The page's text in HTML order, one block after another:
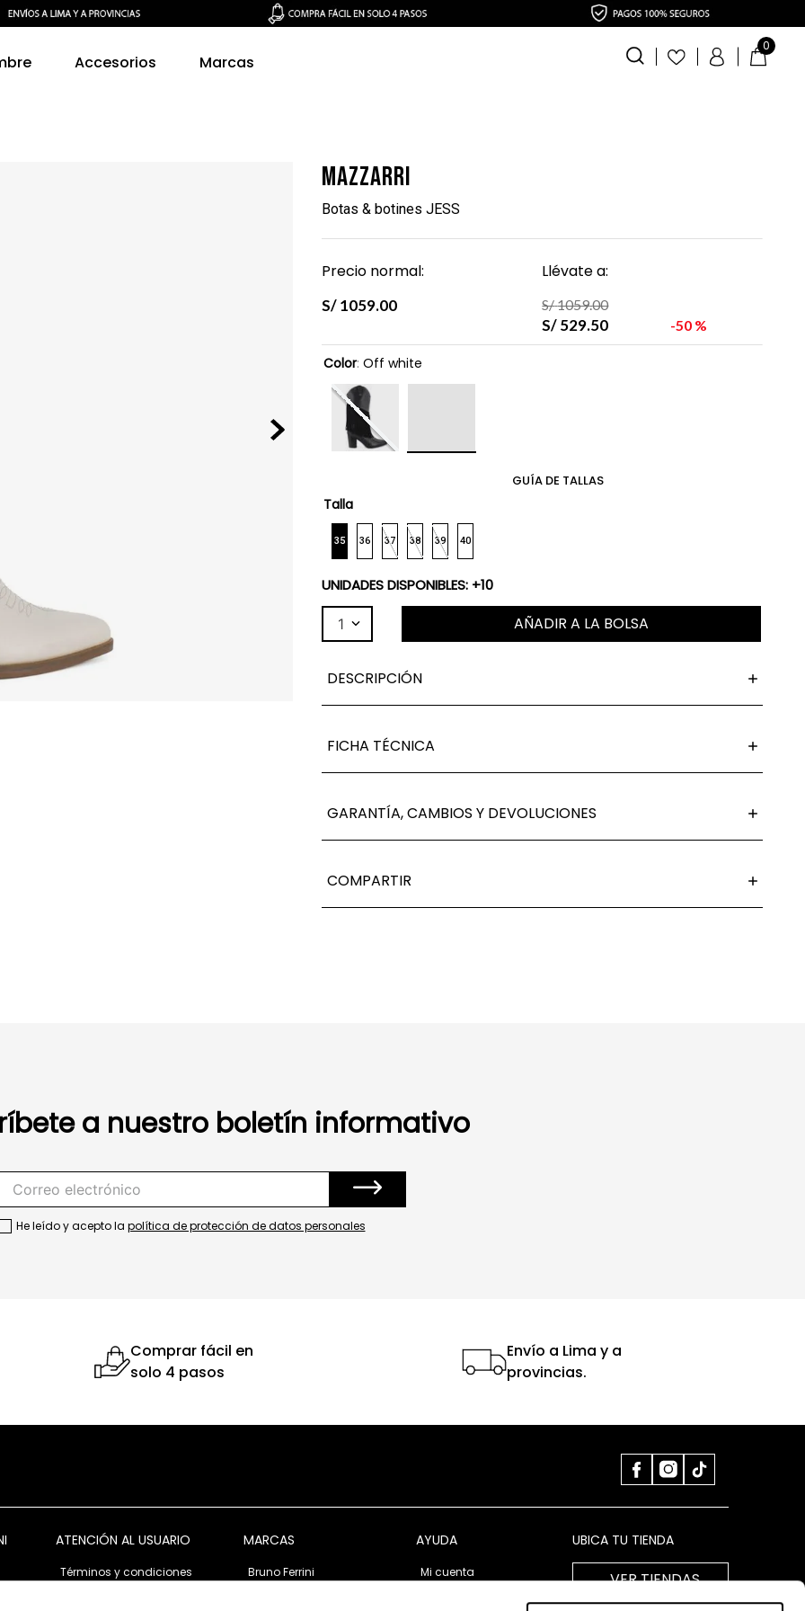
Accesorios Marcas
0
Mazzarri
Botas & botines JESS
Precio normal:
S/ 1059.00
Llévate a:
S/1059.00
S/529.50 50 %
Color: Off white
Talla
35 36 37 38 39 40
GUÍA DE TALLAS
UNIDADES DISPONIBLES: +10
1 AÑADIR A LA BOLSA
DESCRIPCIÓN
FICHA TÉCNICA
GARANTÍA, CAMBIOS Y DEVOLUCIONES
COMPARTIR
a nuestro boletín informativo
He leído y acepto la política de protección de datos personales
Comprar fácil en
solo 4 pasos
Envío a Lima y a
provincias.
ATENCIÓN AL USUARIO
Términos y condiciones
MARCAS
Bruno Ferrini
AYUDA
Mi cuenta
UBICA TU TIENDA
VER TIENDAS